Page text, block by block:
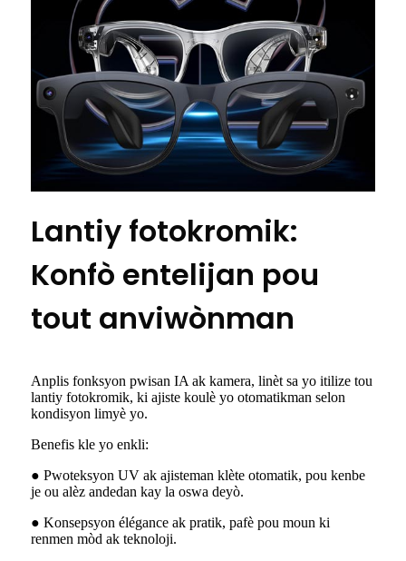
Lantiy fotokromik:
Konfò entelijan pou
tout anviwònman
Anplis fonksyon pwisan IA ak kamera, linèt sa yo itilize tou
lantiy fotokromik, ki ajiste koulè yo otomatikman selon
kondisyon limyè yo.
Benefis kle yo enkli:
● Pwoteksyon UV ak ajisteman klète otomatik, pou kenbe
je ou alèz andedan kay la oswa deyò.
● Konsepsyon élégance ak pratik, pafè pou moun ki
renmen mòd ak teknoloji.